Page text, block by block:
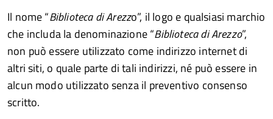
Il nome “Biblioteca di Arezzo”, il logo e qualsiasi marchio
che includa la denominazione “Biblioteca di Arezzo”,
non può essere utilizzato come indirizzo internet di
altri siti, o quale parte di tali indirizzi, né può essere in
alcun modo utilizzato senza il preventivo consenso
scritto.